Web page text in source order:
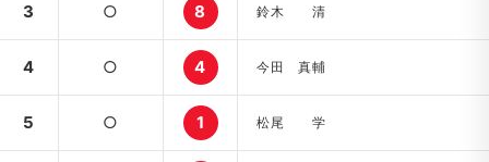
3 ○ 8 鈴木 清
4 ○ 4 今田 真輔
5 ○ 1 松尾 学